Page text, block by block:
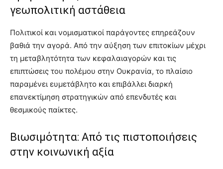
γεωπολιτική αστάθεια
Πολιτικοί και νομισματικοί παράγοντες επηρεάζουν
βαθιά την αγορά. Από την αύξηση των επιτοκίων μέχρι
τη μεταβλητότητα των κεφαλαιαγορών και τις
επιπτώσεις του πολέμου στην Ουκρανία, το πλαίσιο
παραμένει ευμετάβλητο και επιβάλλει διαρκή
επανεκτίμηση στρατηγικών από επενδυτές και
θεσμικούς παίκτες.
Βιωσιμότητα: Από τις πιστοποιήσεις
στην κοινωνική αξία